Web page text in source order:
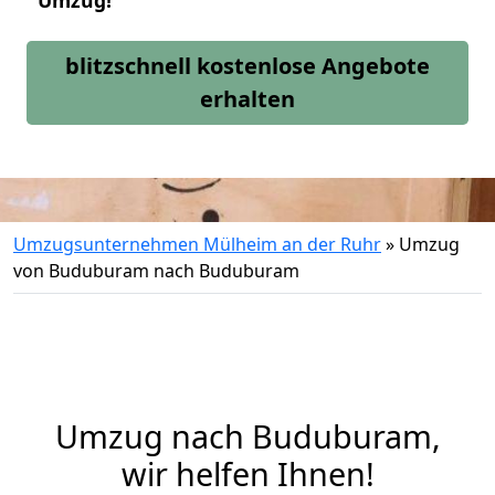
blitzschnell kostenlose Angebote
erhalten
Umzugsunternehmen Mülheim an der Ruhr» Umzug
von Buduburam nach Buduburam
Umzug nach Buduburam,
wir helfen Ihnen!